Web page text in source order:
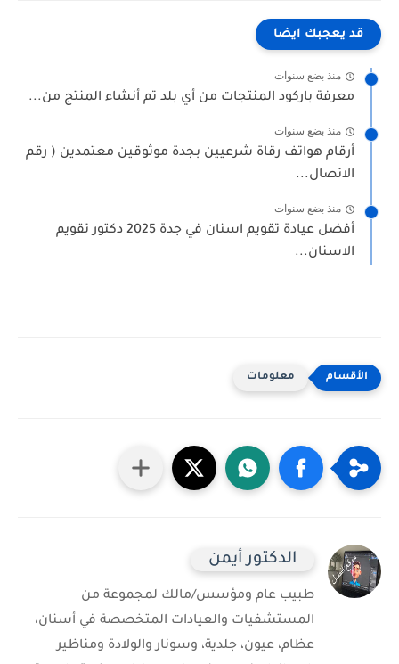
قد يعجبك ايضا
منذ بضع سنوات
معرفة باركود المنتجات من أي بلد تم أنشاء المنتج من...
منذ بضع سنوات
أرقام هواتف رقاة شرعيين بجدة موثوقين معتمدين ( رقم
الاتصال...
منذ بضع سنوات
أفضل عيادة تقويم اسنان في جدة 2025 دكتور تقويم
الاسنان...
معلومات
الدكتور أيمن
طبيب عام ومؤسس/مالك لمجموعة من
المستشفيات والعيادات المتخصصة في أسنان،
عظام، عيون، جلدية، وسونار والولادة ومناظير